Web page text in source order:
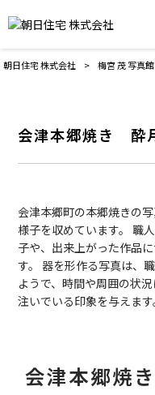
朝日住宅 株式会社 > 梅宮 茂 写真館
会津本郷焼き 酔
会津本郷町の本郷焼きの
様子を収めています。 職
子や、出来上がった作品
す。 器を形作る写真は、
ようで、時間や周囲の状
注いでいる印象を与えます
会津本郷